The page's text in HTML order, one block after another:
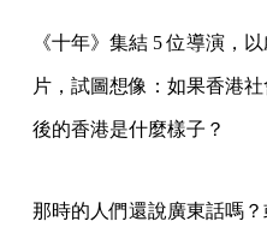
《十年》集結 5 位導演，
片，試圖想像：如果香港
後的香港是什麼樣子？
那時的人們還說廣東話嗎